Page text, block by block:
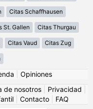
Citas Schaffhausen
St. Gallen Citas Thurgau
Citas Vaud Citas Zug
Opiniones
de nosotros Privacidad
Contacto FAQ